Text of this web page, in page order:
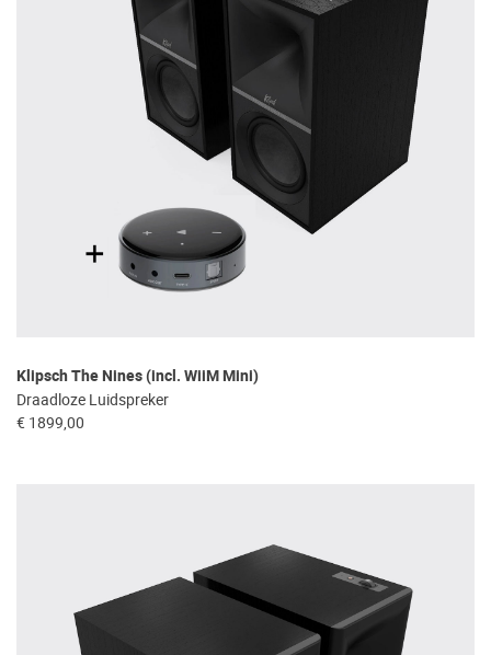
Klipsch The Nines (incl. WiiM Mini)
Draadloze Luidspreker
€ 1899,00